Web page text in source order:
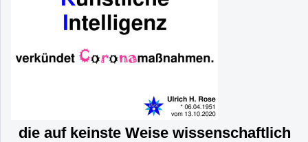
die auf keinste Weise wissenschaftlich